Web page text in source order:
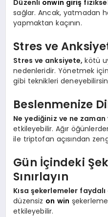
Düzenli onwin giriş
sağlar. Ancak, yatmadan
yapmaktan kaçının.
Stres ve
Stres ve anksiyete,kötü
nedenleridir. Yönetmek
gibi teknikleri
Beslenmenize
Ne yediğiniz ve ne
etkileyebilir. Ağır
ile triptofan açısından
Gün İçindeki
Sınırlayın
Kısa şekerlemeler
düzensiz on win
etkileyebilir.